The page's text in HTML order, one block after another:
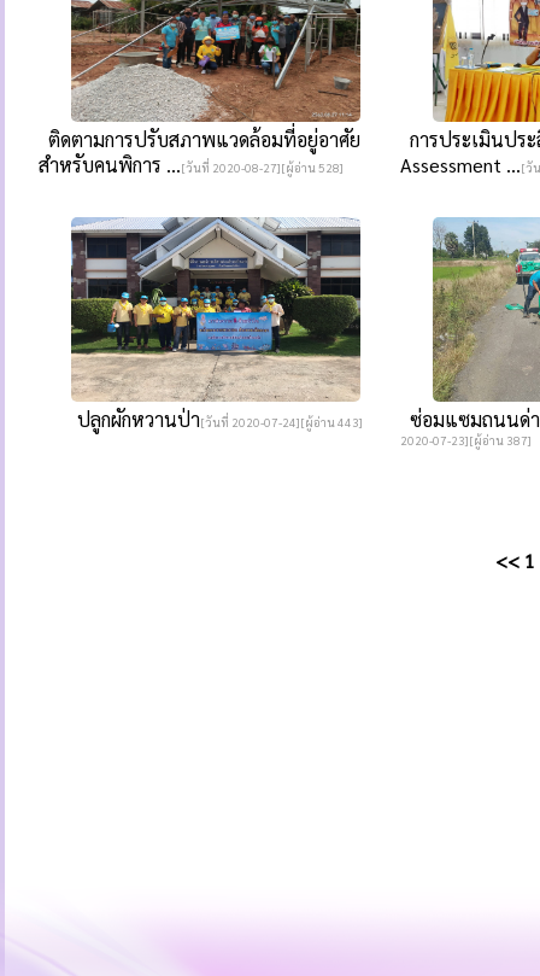
ติดตามการปรับสภาพแวดล้อมที่อยู่อาศัย
สำหรับคนพิการ ...[วันที่ 2020-08-27][ผู้อ่าน 528]
การประเมินปร
Assessment ...[วั
ปลูกผักหวานป่า[วันที่ 2020-07-24][ผู้อ่าน 443] ซ่อมแซมถนนด่
2020-07-23][ผู้อ่าน 387]
<< 1